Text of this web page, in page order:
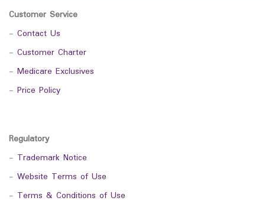
Customer Service
- Contact Us
- Customer Charter
- Medicare Exclusives
- Price Policy
Regulatory
- Trademark Notice
- Website Terms of Use
- Terms & Conditions of Use